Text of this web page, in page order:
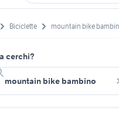
Biciclette mountain bike
cerchi?